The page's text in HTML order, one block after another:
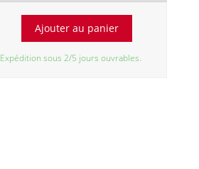
Expédition sous 2/5 jours ouvrables.